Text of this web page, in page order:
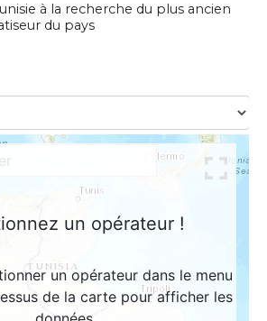
à la recherche du plus ancien
du pays